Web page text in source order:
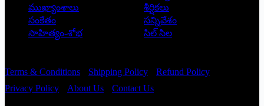
ముఖ్యాంశాలు
శీర్షికలు
సంకేతం
సన్నివేశం
సాహిత్యం-శోభ
సిల్ సిల
Terms & Conditions Shipping Policy
Refund Policy
Privacy Policy
About Us Contact Us